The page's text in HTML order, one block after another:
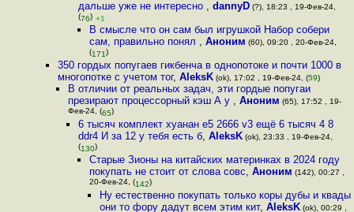
дальше уже не интересно ,dannyD (?), 18:23 , 19-Фев-24,
(76) +1
В смысле что он сам был игрушкой Набор собери
сам, правильно понял , Аноним (60), 09:20 , 20-Фев-24,
(171)
350 гордых попугаев гикбенча в однопотоке и почти 1000 в
многопотке с учетом тог, AleksK(ok), 17:02 , 19-Фев-24, (59)
В отличии от реальных задач, эти гордые попугаи
презирают процессорный кэш А у , Аноним (65), 17:52 , 19-
Фев-24, (65)
6 тысяч комплект хуанан e5 2666 v3 ещё 6 тысяч 4 8
ddr4 И за 12 у тебя есть б,AleksK (ok), 23:33 , 19-Фев-24,
(130)
Старые Зионы на китайских материнках в 2024 году
покупать не стоит от слова совс, Аноним (142), 00:27 ,
20-Фев-24, (142)
Ну естественно покупать только коры дубы и квады
они то фору дадут всем этим кит, AleksK(ok), 00:29 ,